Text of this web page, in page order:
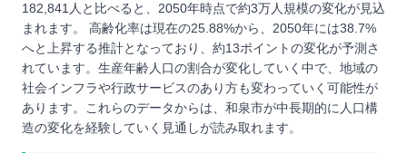
182,841人と比べると、2050年時点で約3万人規模の変化が見込
まれます。 高齢化率は現在の25.88%から、2050年には38.7%
へと上昇する推計となっており、約13ポイントの変化が予測さ
れています。生産年齢人口の割合が変化していく中で、地域の
社会インフラや行政サービスのあり方も変わっていく可能性が
あります。これらのデータからは、和泉市が中長期的に人口構
造の変化を経験していく見通しが読み取れます。